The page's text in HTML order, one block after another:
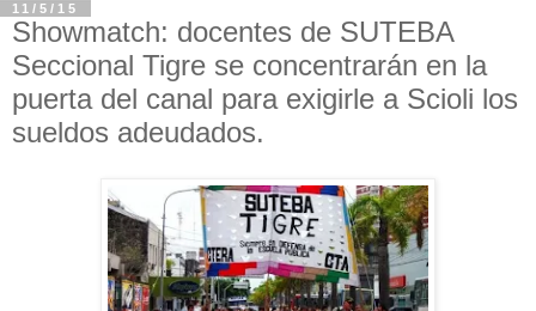
11/5/15
Showmatch: docentes de SUTEBA
Seccional Tigre se concentrarán en la
puerta del canal para exigirle a Scioli los
sueldos adeudados.